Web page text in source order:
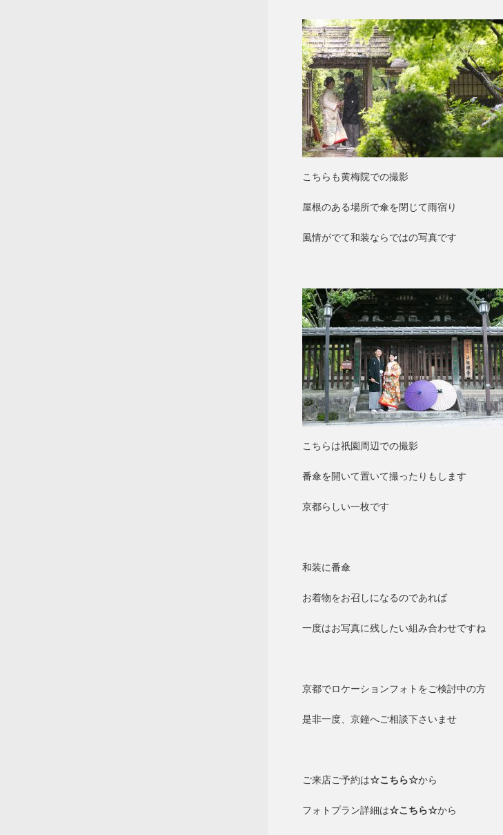
こちらも黄梅院での撮影
屋根のある場所で傘を閉じて雨宿り
風情がでて和装ならではの写真です
こちらは祇園周辺での撮影
番傘を開いて置いて撮ったりもします
京都らしい一枚です
和装に番傘
お着物をお召しになるのであれば
一度はお写真に残したい組み合わせですね
京都でロケーションフォトをご検討中の方
是非一度、京鐘へご相談下さいませ
ご来店ご予約は☆こちら☆から
フォトプラン詳細は☆こちら☆から